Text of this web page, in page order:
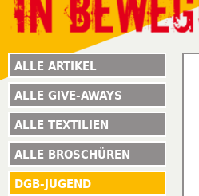
ALLE ARTIKEL
ALLE GIVE-AWAYS
ALLE TEXTILIEN
ALLE BROSCHÜREN
DGB-JUGEND